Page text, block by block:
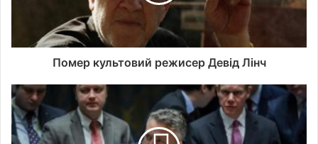
Помер культовий режисер Девід Лінч